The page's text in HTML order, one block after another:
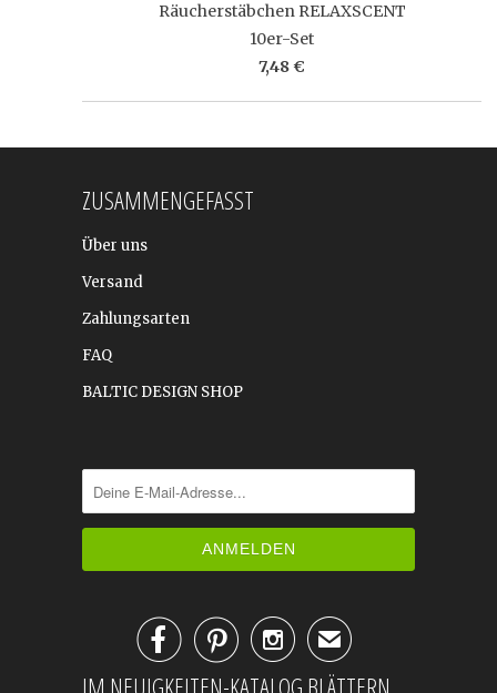
Räucherstäbchen RELAXSCENT
10er-Set
7,48 €
ZUSAMMENGEFASST
Über uns
Versand
Zahlungsarten
FAQ
BALTIC DESIGN SHOP
✉
IM NEUIGKEITEN-KATALOG BLÄTTERN